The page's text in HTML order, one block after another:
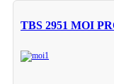
TBS 2951 MOI